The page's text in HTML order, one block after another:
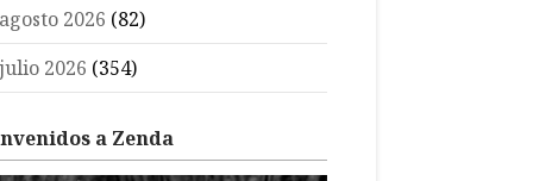
2026 (82)
2026 (354)
a Zenda